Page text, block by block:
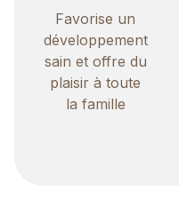
Favorise un
développement
sain et offre du
plaisir à toute
la famille